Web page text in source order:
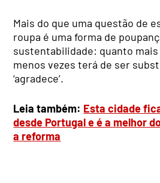
Mais do que uma questão de
roupa é uma forma de
sustentabilidade: quanto
menos vezes terá de ser
‘agradece’.
Leia também: Esta cidade
desde Portugal e é a melhor
a reforma